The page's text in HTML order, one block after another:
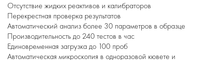
Отсутствие жидких реактивов и калибраторов
Перекрестная проверка результатов
Автоматический анализ более 30 параметров в образце
Производительность до 240 тестов в час
Единовременная загрузка до 100 проб
Автоматическая микроскопия в одноразовой кювете и